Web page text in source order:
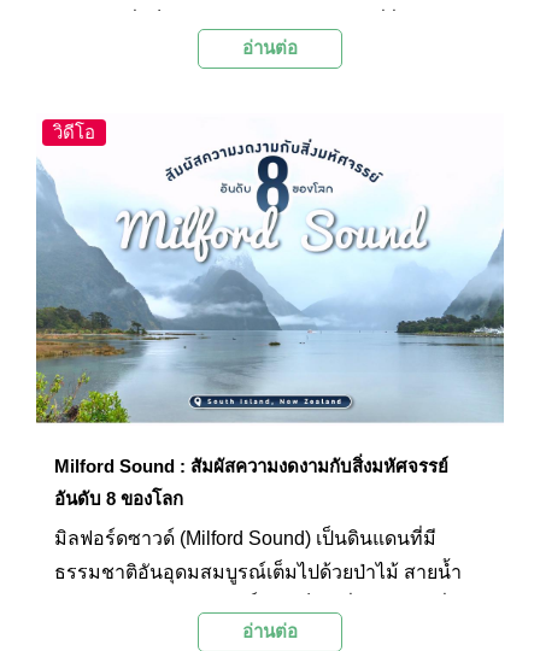
เตอาเนาไปยังมิลฟอร์ดซาวด์ และเป็นถนนเพียงเส้น
ของระยะทางกว่าร้อยกิโลเมตรนั้นมีทิวทัศน์ที่
สวยงามและน่าตื่นตาตื่นใจของเทือกเขาสูง หุบเขา
และทะเลสาบ จนได้รับสมญานามว่าทางหลวงมรดก
โลก ระหว่างทางสามารถแวะพักบริเวณจุดชมวิว
ต่างๆ ได้ เช่น บริเวณหุบเขาเอ็กลินตัน และทะเลสาบ
มิเรอร์เลค
อ่านต่อ
วิดีโอ
Milford Sound : สัมผัสความงดงามกับสิ่งมหัศจรรย์
อันดับ 8 ของโลก
มิลฟอร์ดซาวด์ (Milford Sound) เป็นดินแดนที่มี
ธรรมชาติอันอุดมสมบูรณ์เต็มไปด้วยป่าไม้ สายน้ำ
เที่ยวที่เป็นไฮไลท์ของอุทยานแห่งชาติฟยอร์ดแลนด์
อ่านต่อ